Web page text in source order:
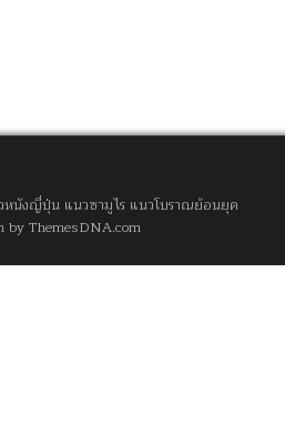
นังญี่ปุ่น แนวซามูไร แนวโบราณย้อนยุค
by ThemesDNA.com